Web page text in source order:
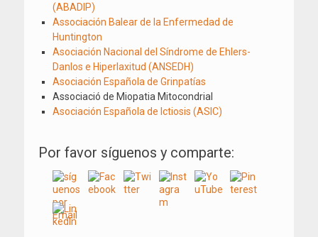
(ABADIP)
Associación Balear de la Enfermedad de
Huntington
Asociación Nacional del Síndrome de Ehlers-
Danlos e Hiperlaxitud (ANSEDH)
Asociación Española de Grinpatías
Associació de Miopatia Mitocondrial
Asociación Española de Ictiosis (ASIC)
Por favor síguenos y comparte: